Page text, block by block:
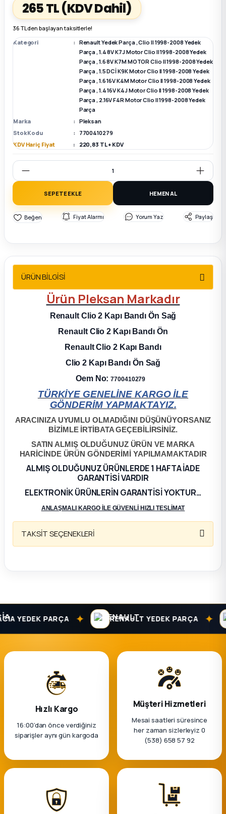
Parça
Parça
Sedan
Parça
Parça
Parça
Parça
265 TL(KDV Dahil)
36 TL den başlayan taksitlerle!
Kategori
Renault Yedek Parça,Clio II 1998-2008 Yedek
Parça,1.4 8V K7J Motor Clio II 1998-2008 Yedek
Parça,1.6 8V K7M MOTOR Clio II 1998-2008 Yedek
Parça,1.5 DCİ K9K Motor Clio II 1998-2008 Yedek
Parça,1.6 16V K4M Motor Clio II 1998-2008 Yedek
Parça,1.4 16V K4J Motor Clio II 1998-2008 Yedek
Parça, 2.16V F4R Motor Clio II 1998-2008 Yedek
Parça
Marka
Pleksan
Stok Kodu
7700410279
KDV Hariç Fiyat
220,83 TL + KDV
SEPETE EKLE HEMEN AL
Fiyat Alarmı Yorum Yaz Paylaş
ÜRÜN BİLGİSİ
Ürün Pleksan Markadır
Renault Clio 2 Kapı Bandı Ön Sağ
Renault Clio 2 Kapı Bandı Ön
Renault Clio 2 Kapı Bandı
Clio 2 Kapı Bandı Ön Sağ
Oem No:7700410279
TÜRKİYE GENELİNE KARGO İLE
GÖNDERİM YAPMAKTAYIZ.
ARACINIZA UYUMLU OLMADIĞINI DÜŞÜNÜYORSANIZ
BİZİMLE İRTİBATA GEÇEBİLİRSİNİZ.
SATIN ALMIŞ OLDUĞUNUZ ÜRÜN VE MARKA
HARİCİNDE ÜRÜN GÖNDERİMİ YAPILMAMAKTADIR
ALMIŞ OLDUĞUNUZ ÜRÜNLERDE 1 HAFTA İADE
GARANTİSİ VARDIR
ELEKTRONİK ÜRÜNLERİN GARANTİSİ YOKTUR…
ANLAŞMALI KARGO İLE GÜVENLİ HIZLI TESLİMAT
TAKSİT SEÇENEKLERİ
YEDEK PARÇA ✦ RENAULT YEDEK PARÇA ✦
Hızlı Kargo
16:00’dan önce verdiğiniz
siparişler aynı gün kargoda
Müşteri Hizmetleri
Mesai saatleri süresince
her zaman sizlerleyiz 0
(538) 658 57 92